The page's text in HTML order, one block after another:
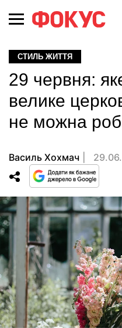
СТИЛЬ ЖИТТЯ
29 червня:
велике
не можна
Василь Хохмач